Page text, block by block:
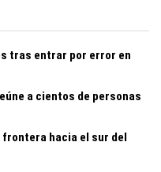
tras entrar por error en
a cientos de personas
hacia el sur del